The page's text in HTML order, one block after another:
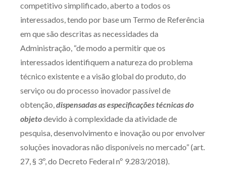
competitivo simplificado, aberto a todos os
interessados, tendo por base um Termo de Referência
em que são descritas as necessidades da
Administração, “de modo a permitir que os
interessados identifiquem a natureza do problema
técnico existente e a visão global do produto, do
serviço ou do processo inovador passível de
obtenção,dispensadas as especificações técnicas do
objetodevido à complexidade da atividade de
pesquisa, desenvolvimento e inovação ou por envolver
soluções inovadoras não disponíveis no mercado” (art.
27, § 3º, do Decreto Federal nº 9.283/2018).